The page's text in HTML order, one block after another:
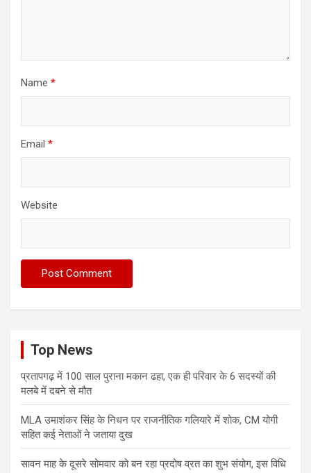
Name *
Email *
Website
Top News
प्रतापगढ़ में 100 साल पुराना मकान ढहा, एक ही परिवार के 6 सदस्यों की
मलबे में दबने से मौत
MLA उमाशंकर सिंह के निधन पर राजनीतिक गलियारे में शोक, CM योगी
सहित कई नेताओं ने जताया दुख
सावन माह के दूसरे सोमवार को बन रहा प्रदोष व्रत का शुभ संयोग, इस विधि